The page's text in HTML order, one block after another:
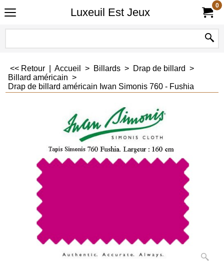
Luxeuil Est Jeux
0
<< Retour Accueil > Billards > Drap de billard >
Billard américain >
Drap de billard américain Iwan Simonis 760 - Fushia